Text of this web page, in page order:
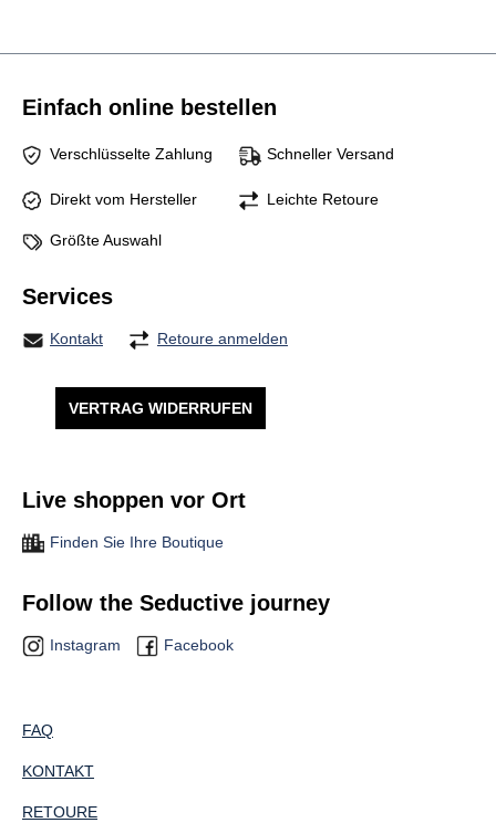
Einfach online bestellen
Verschlüsselte Zahlung Schneller Versand
Direkt vom Hersteller Leichte Retoure
Größte Auswahl
Services
Kontakt Retoure anmelden
VERTRAG WIDERRUFEN
Live shoppen vor Ort
Finden Sie Ihre Boutique
Follow the Seductive journey
Instagram Facebook
FAQ
KONTAKT
RETOURE